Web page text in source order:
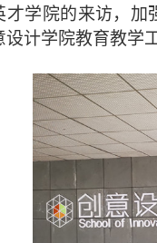
才学院的来访，加
设计学院教育教学